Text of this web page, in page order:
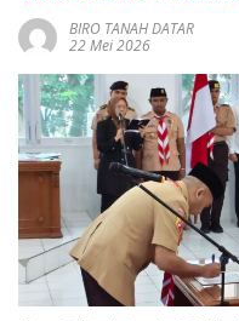
BIRO TANAH DATAR
22 Mei 2026